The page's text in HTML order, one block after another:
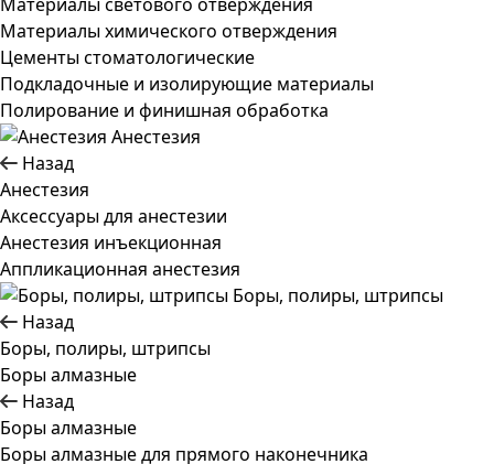
Материалы химического отверждения
Цементы стоматологические
Подкладочные и изолирующие материалы
Полирование и финишная обработка
Анестезия
Назад
Анестезия
Аксессуары для анестезии
Анестезия инъекционная
Аппликационная анестезия
Боры, полиры, штрипсы
Назад
Боры, полиры, штрипсы
Боры алмазные
Назад
Боры алмазные
Боры алмазные для прямого наконечника